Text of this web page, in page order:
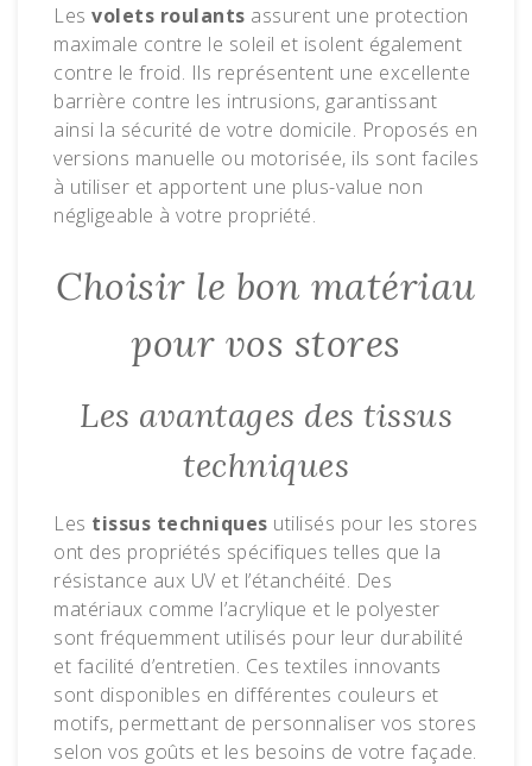
Les volets roulants assurent une protection
maximale contre le soleil et isolent également
contre le froid. Ils représentent une excellente
barrière contre les intrusions, garantissant
ainsi la sécurité de votre domicile. Proposés en
versions manuelle ou motorisée, ils sont faciles
à utiliser et apportent une plus-value non
négligeable à votre propriété.
Choisir le bon matériau
pour vos stores
Les avantages des tissus
techniques
Les tissus techniques utilisés pour les stores
ont des propriétés spécifiques telles que la
résistance aux UV et l’étanchéité. Des
matériaux comme l’acrylique et le polyester
sont fréquemment utilisés pour leur durabilité
et facilité d’entretien. Ces textiles innovants
sont disponibles en différentes couleurs et
motifs, permettant de personnaliser vos stores
selon vos goûts et les besoins de votre façade.